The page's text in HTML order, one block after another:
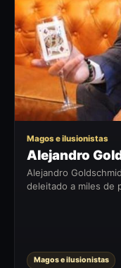
Magos e ilusionistas
Alejandro
Alejandro
deleitado a miles de
Magos e ilusionistas